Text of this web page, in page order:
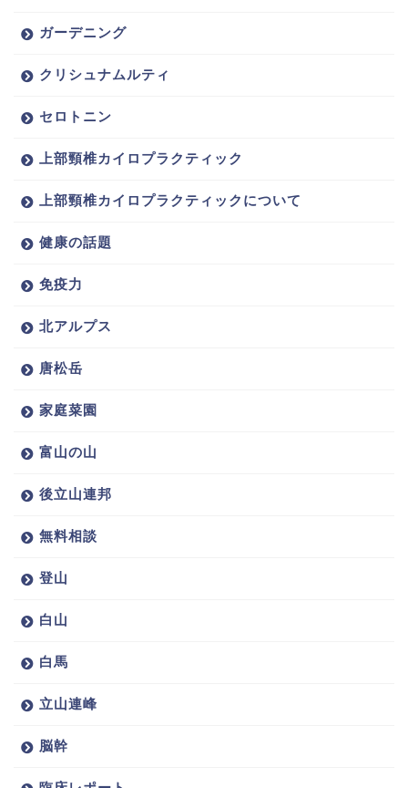
ガーデニング
クリシュナムルティ
セロトニン
上部頸椎カイロプラクティック
上部頸椎カイロプラクティックについて
健康の話題
免疫力
北アルプス
唐松岳
家庭菜園
富山の山
後立山連邦
無料相談
登山
白山
白馬
立山連峰
脳幹